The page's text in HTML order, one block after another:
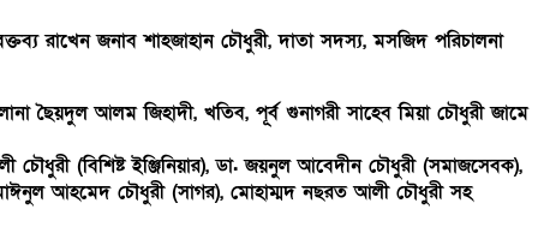
রাখেন জনাব শাহজাহান চৌধুরী, দাতা সদস্য, মসজিদ পরিচালনা
ছৈয়দুল আলম জিহাদী, খতিব, পূর্ব গুনাগরী সাহেব মিয়া চৌধুরী জামে
(বিশিষ্ট ইঞ্জিনিয়ার), ডা. জয়নুল আবেদীন চৌধুরী (সমাজসেবক),
মাঈনুল আহমেদ চৌধুরী (সাগর), মোহাম্মদ নছরত আলী চৌধুরী সহ